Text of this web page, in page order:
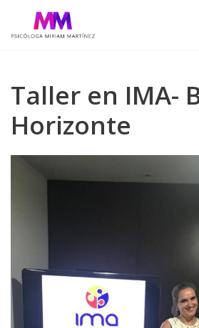
Taller en IMA-
Horizonte